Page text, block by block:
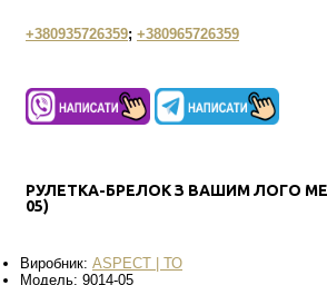
+380935726359; +380965726359
РУЛЕТКА-БРЕЛОК З ВАШИМ ЛОГО
05)
Виробник: ASPECT | ТО
Модель: 9014-05